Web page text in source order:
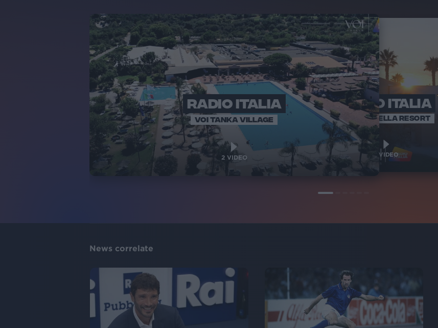
RADIO ITALIA
VOI TANKA VILLAGE
2VIDEO
RADIO ITALIA
VOI ARENELLA RESORT
VIDEO
News correlate